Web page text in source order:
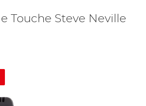
Touche Steve Neville